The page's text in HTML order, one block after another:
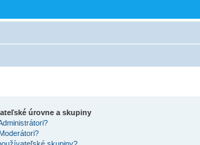
úrovne a skupiny